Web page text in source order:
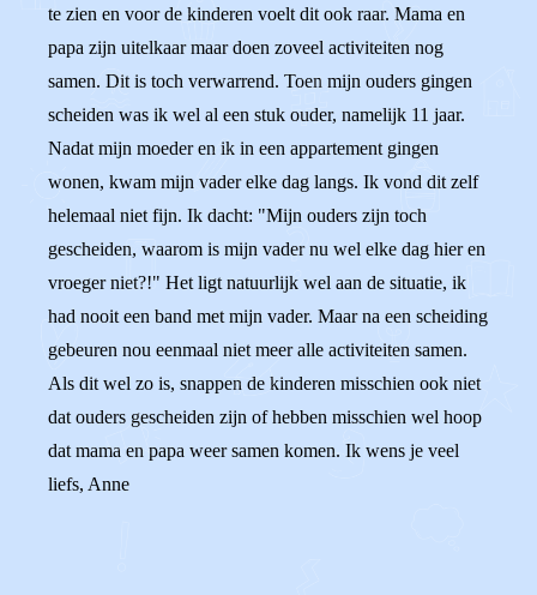
te zien en voor de kinderen voelt dit ook raar. Mama en
papa zijn uitelkaar maar doen zoveel activiteiten nog
samen. Dit is toch verwarrend. Toen mijn ouders gingen
scheiden was ik wel al een stuk ouder, namelijk 11 jaar.
Nadat mijn moeder en ik in een appartement gingen
wonen, kwam mijn vader elke dag langs. Ik vond dit zelf
helemaal niet fijn. Ik dacht: "Mijn ouders zijn toch
gescheiden, waarom is mijn vader nu wel elke dag hier en
vroeger niet?!" Het ligt natuurlijk wel aan de situatie, ik
had nooit een band met mijn vader. Maar na een scheiding
gebeuren nou eenmaal niet meer alle activiteiten samen.
Als dit wel zo is, snappen de kinderen misschien ook niet
dat ouders gescheiden zijn of hebben misschien wel hoop
dat mama en papa weer samen komen. Ik wens je veel
liefs, Anne